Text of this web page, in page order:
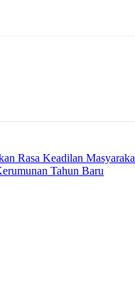
Rasa Keadilan
Tahun Baru